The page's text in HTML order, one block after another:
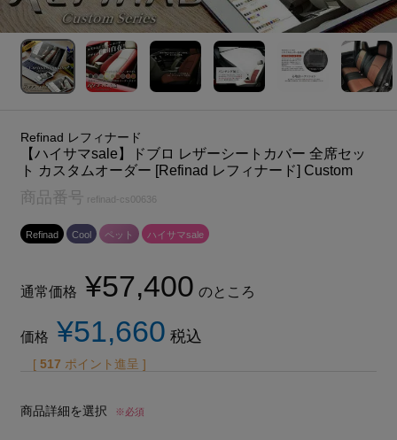
Refinad レフィナード
【ハイサマsale】ドブロ レザーシートカバー 全席セッ
ト カスタムオーダー [Refinad レフィナード] Custom
商品番号 refinad-cs00636
Refinad Cool ペット ハイサマsale
通常価格 ¥57,400 のところ
価格 ¥51,660 税込
[ 517 ポイント進呈 ]
商品詳細を選択 ※必須